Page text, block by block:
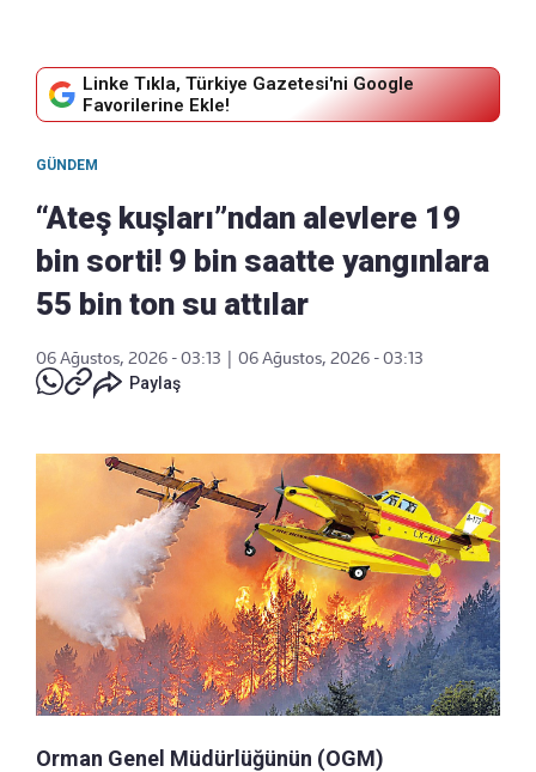
Linke Tıkla, Türkiye Gazetesi'ni Google
Favorilerine Ekle!
GÜNDEM
“Ateş kuşları”ndan alevlere 19
bin sorti! 9 bin saatte yangınlara
55 bin ton su attılar
06 Ağustos, 2026 - 03:13
06 Ağustos, 2026 - 03:13
Paylaş
Orman Genel Müdürlüğünün (OGM)